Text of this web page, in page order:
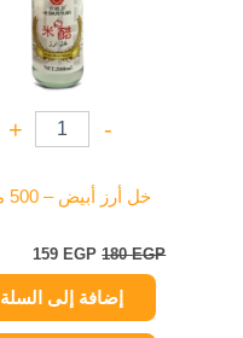
-
+
خل أرز أبيض – 500 ملي
180EGP
159 EGP
إضافة إلى السلة